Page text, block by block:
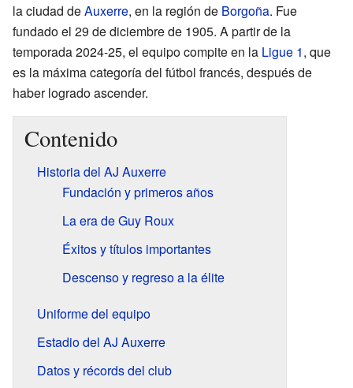
la ciudad deAuxerre, en la región de Borgoña. Fue
fundado el 29 de diciembre de 1905. A partir de la
temporada 2024-25, el equipo compite en la Ligue 1, que
es la máxima categoría del fútbol francés, después de
haber logrado ascender.
Contenido
Historia del AJ Auxerre
Fundación y primeros años
La era de Guy Roux
Éxitos y títulos importantes
Descenso y regreso a la élite
Uniforme del equipo
Estadio del AJ Auxerre
Datos y récords del club